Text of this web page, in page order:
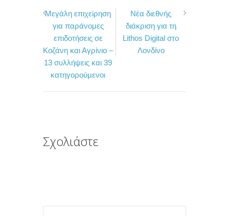
c
e
b
o
o
i
t
t
e
r
ι
ρ
α
σ
τ
Μεγάλη επιχείρηση
για παράνομες
επιδοτήσεις σε
Κοζάνη και Αγρίνιο –
13 συλλήψεις και 39
κατηγορούμενοι
Νέα διεθνής
διάκριση για τη
Lithos Digital στο
Λονδίνο
Σχολιάστε